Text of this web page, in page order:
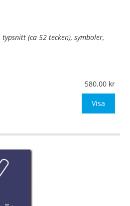
(ca 52 tecken), symboler,
folie
annat mått upp till 0,01m²)580.00
Visa